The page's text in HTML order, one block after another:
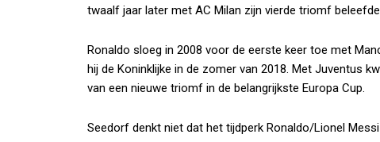
twaalf jaar later met AC Milan zijn vierde triomf
Ronaldo sloeg in 2008 voor de eerste keer toe met
hij de Koninklijke in de zomer van 2018. Met Juventus
van een nieuwe triomf in de belangrijkste Europa Cup.
Seedorf denkt niet dat het tijdperk Ronaldo/Lionel